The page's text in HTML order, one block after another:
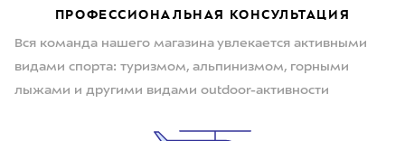
ПРОФЕССИОНАЛЬНАЯ КОНСУЛЬТАЦИЯ
Вся команда нашего магазина увлекается активными
видами спорта: туризмом, альпинизмом, горными
лыжами и другими видами outdoor-активности